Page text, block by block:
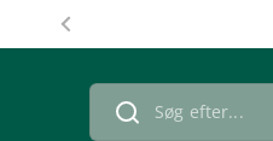
Forrige